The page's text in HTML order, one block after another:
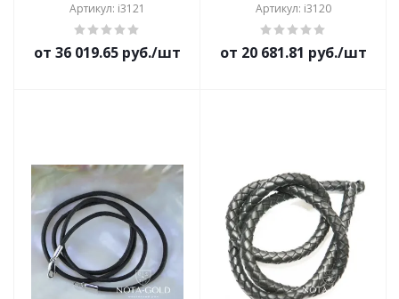
Артикул: i3121
от 36 019.65 руб./шт
Артикул: i3120
от 20 681.81 руб./шт